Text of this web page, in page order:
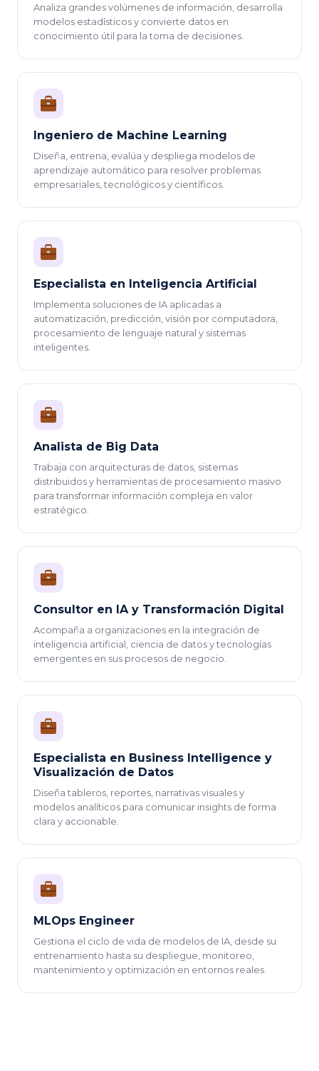
Analiza grandes volúmenes de información, desarrolla
modelos estadísticos y convierte datos en
conocimiento útil para la toma de decisiones.
Ingeniero de Machine Learning
Diseña, entrena, evalúa y despliega modelos de
aprendizaje automático para resolver problemas
empresariales, tecnológicos y científicos.
Especialista en Inteligencia Artificial
Implementa soluciones de IA aplicadas a
automatización, predicción, visión por computadora,
procesamiento de lenguaje natural y sistemas
inteligentes.
Analista de Big Data
Trabaja con arquitecturas de datos, sistemas
distribuidos y herramientas de procesamiento masivo
para transformar información compleja en valor
estratégico.
Consultor en IA y Transformación Digital
Acompaña a organizaciones en la integración de
inteligencia artificial, ciencia de datos y tecnologías
emergentes en sus procesos de negocio.
Especialista en Business Intelligence y
Visualización de Datos
Diseña tableros, reportes, narrativas visuales y
modelos analíticos para comunicar insights de forma
clara y accionable.
MLOps Engineer
Gestiona el ciclo de vida de modelos de IA, desde su
entrenamiento hasta su despliegue, monitoreo,
mantenimiento y optimización en entornos reales.